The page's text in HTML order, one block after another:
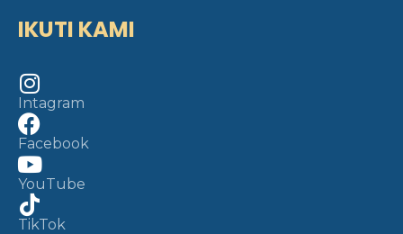
IKUTI KAMI
Intagram
Facebook
YouTube
TikTok